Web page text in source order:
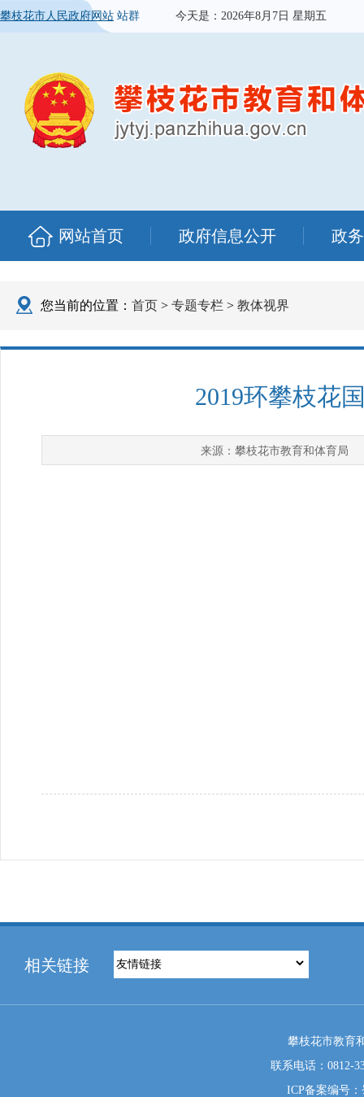
攀枝花市人民政府网站 站群 今天是： 2026年8月7日 星期五
网站首页 政府信息公开 政
您当前的位置： 首页 > 专题专栏 > 教体视界
2019环攀枝花
来源： 攀枝花市教育和体育局
相关链接
攀枝花市教育
联系电话：0812-
ICP备案编号：